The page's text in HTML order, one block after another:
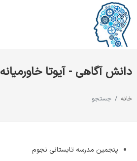
دانش آگاهی - آیوتا خاورمیانه
خانه جستجو
پنجمین مدرسه تابستانی نجوم